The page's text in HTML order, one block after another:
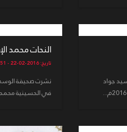
جواد
النحات محمد
تاريخ: 2016-02-22 - 06:51 مساءً - قراءات: 5969
نشرت صحيفة الوسط
في الحسينية محمد